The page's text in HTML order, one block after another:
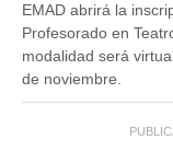
EMAD abrirá la
Profesorado en
modalidad será
de noviembre.